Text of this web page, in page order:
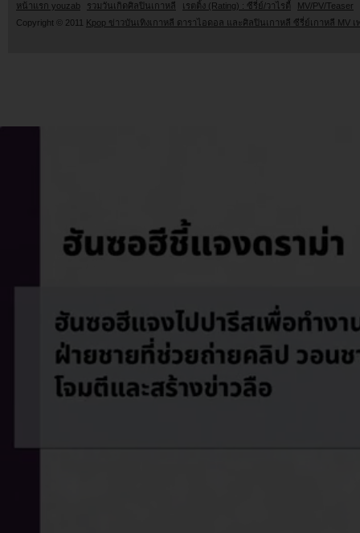
หน้าแรก youzab รวมวันเกิดศิลปินเกาหลี เรตติ้ง (Rating) : ซีรี่ย์/วาไรตี้
MV/PV/Teaser
Copyright © 2011
Kpop ข่าวบันเทิงเกาหลี ดาราไอดอล และศิลปินเกาหลี ซีรี่ย์เกาหลี MV